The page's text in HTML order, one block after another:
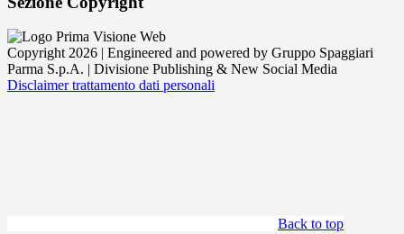
Copyright 2026 | Engineered and powered by Gruppo Spaggiari
Parma S.p.A. | Divisione Publishing & New Social Media
Disclaimer trattamento dati personali
Back to top